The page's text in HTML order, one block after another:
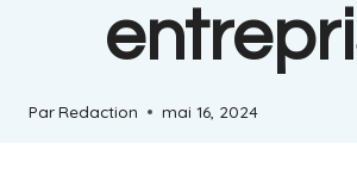
ParRedaction mai 16, 2024